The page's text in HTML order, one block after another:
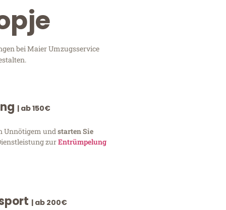
bei Maier Umzugsservice
| ab 150€
Unnötigem und starten Sie
zurEntrümpelung
| ab 200€